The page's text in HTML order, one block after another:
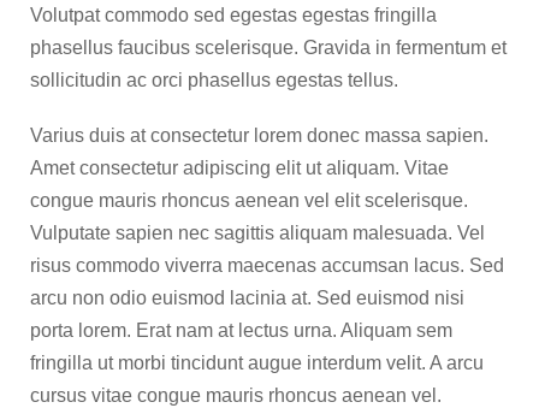
Volutpat commodo sed egestas egestas fringilla
phasellus faucibus scelerisque. Gravida in fermentum et
sollicitudin ac orci phasellus egestas tellus.
Varius duis at consectetur lorem donec massa sapien.
Amet consectetur adipiscing elit ut aliquam. Vitae
congue mauris rhoncus aenean vel elit scelerisque.
Vulputate sapien nec sagittis aliquam malesuada. Vel
risus commodo viverra maecenas accumsan lacus. Sed
arcu non odio euismod lacinia at. Sed euismod nisi
porta lorem. Erat nam at lectus urna. Aliquam sem
fringilla ut morbi tincidunt augue interdum velit. A arcu
cursus vitae congue mauris rhoncus aenean vel.